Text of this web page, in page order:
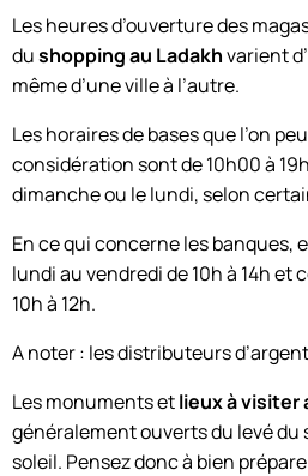
Les heures d’ouverture des
dushopping au Ladakhvarient
même d’une ville à l’autre.
Les horaires de bases que l’on
considération sont de 10h00 à
dimanche ou le lundi, selon
En ce qui concerne les banques,
lundi au vendredi de 10h à 14h et
10h à 12h.
A noter : les distributeurs
Les monuments etlieux à visiter
généralement ouverts du levé du
soleil. Pensez donc à bien